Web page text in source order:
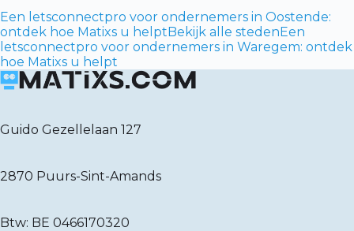
Een letsconnectpro voor ondernemers in Oostende:
ontdek hoe Matixs u helptBekijk alle stedenEen
letsconnectpro voor ondernemers in Waregem: ontdek
hoe Matixs u helpt
Guido Gezellelaan 127
2870 Puurs-Sint-Amands
Btw: BE 0466170320